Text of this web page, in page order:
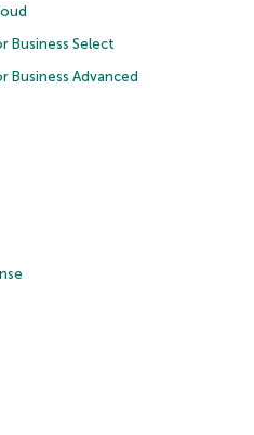
Business Select
Business Advanced